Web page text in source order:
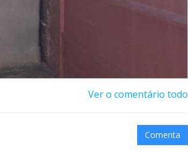
Ver o comentário todo
Comenta